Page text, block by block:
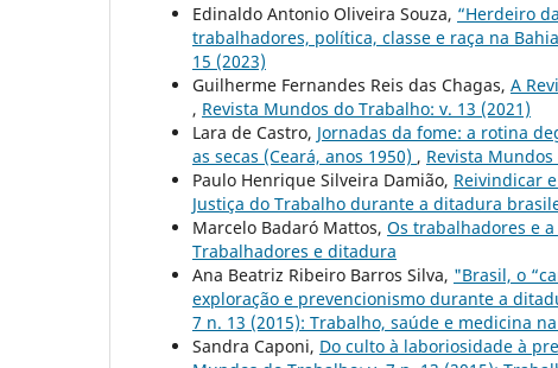
Edinaldo Antonio Oliveira Souza, “Herdeiro
trabalhadores, política, classe e raça na
15 (2023)
Guilherme Fernandes Reis das Chagas, A
, Revista Mundos do Trabalho: v. 13 (2021)
Lara de Castro, Jornadas da fome: a rotina
as secas (Ceará, anos 1950) , Revista
Paulo Henrique Silveira Damião, Reivindicar
Justiça do Trabalho durante a ditadura
Marcelo Badaró Mattos, Os trabalhadores e
Trabalhadores e ditadura
Ana Beatriz Ribeiro Barros Silva, "Brasil, o
exploração e prevencionismo durante a
7 n. 13 (2015): Trabalho, saúde e medicina
Sandra Caponi, Do culto à laboriosidade à